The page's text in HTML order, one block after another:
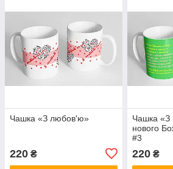
Чашка «З любов'ю»
220 ₴
Чашка «З
нового
#3
220₴